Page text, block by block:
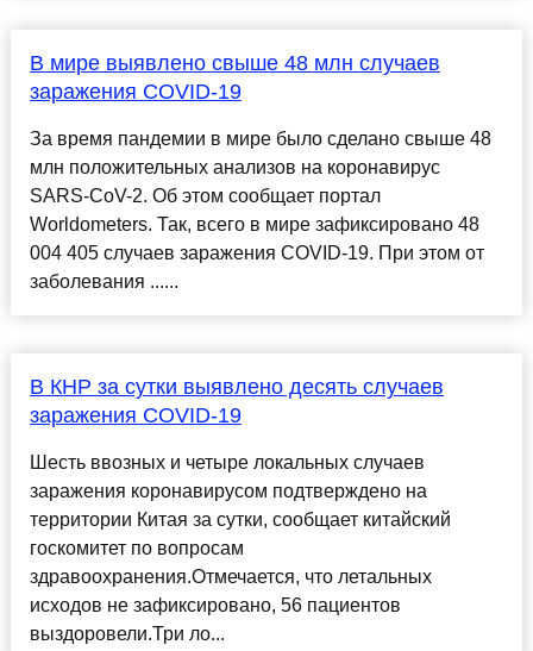
В мире выявлено свыше 48 млн случаев
заражения COVID-19
За время пандемии в мире было сделано свыше 48
млн положительных анализов на коронавирус
SARS-CoV-2. Об этом сообщает портал
Worldometers. Так, всего в мире зафиксировано 48
004 405 случаев заражения COVID-19. При этом от
заболевания ......
В КНР за сутки выявлено десять случаев
заражения COVID-19
Шесть ввозных и четыре локальных случаев
заражения коронавирусом подтверждено на
территории Китая за сутки, сообщает китайский
госкомитет по вопросам
здравоохранения.Отмечается, что летальных
исходов не зафиксировано, 56 пациентов
выздоровели.Три ло...